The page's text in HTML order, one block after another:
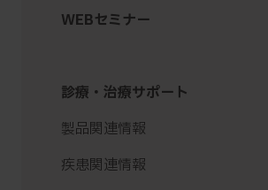
WEBセミナー
診療・治療サポート
製品関連情報
疾患関連情報